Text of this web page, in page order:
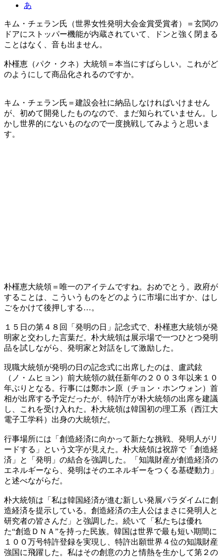
あ
キム・チェラン氏（世界女性発明大会金賞受賞者）＝玄関の
ドアにストッパー機能が内蔵されていて、ドンと強く閉まる
ことはなく、音も出ません。
朴槿恵（パク・クネ）大統領＝本当にすばらしい。これがど
のようにして商品化されるのですか。
キム・チェラン氏＝建設会社に納品しなければいけません
が、初めて開発したものなので、まだ知られていません。し
かし世界的にないものなので一度挑戦してみようと思いま
す。
朴槿恵大統領＝唯一のアイテムですね。おめでとう。政府が
することは、こういうものをどのように市場に出すか、はし
ごをかけて後押しする…。
１５日の第４８回「発明の日」記念式で、朴槿恵大統領が発
明家と交わした言葉だ。朴大統領は展示場で一つひとつ発明
品を試しながら、発明家と対話をして激励した。
現職大統領が発明の日の記念式に出席したのは、盧武鉉
（ノ・ムヒョン）前大統領の就任新年の２００３年以来１０
年ぶりとなる。行事には鄭ホン原（チョン・ホンウォン）首
相が出席する予定だったが、特許庁が朴大統領の出席を建議
し、これを受け入れた。朴大統領は韓国初の理工系（西江大
電子工学科）出身の大統領だ。
行事場所には「創造経済に向かって新たな挑戦、発明人がリ
ードする」という文字が見えた。朴大統領は祝辞で「創造経
済」と「発明」の結合を強調した。「知識財産が創造経済の
エネルギーなら、発明はそのエネルギーをつくる基礎動力」
と述べながらだ。
朴大統領は「私は韓国経済が進む新しい発展パラダイムに創
造経済を提示している。創造経済の主人公はまさに発明人と
研究者の皆さんだ」と強調した。続いて「私たちは優れ
た“創造ＤＮＡ”を持った民族。韓国は世界で最も短い期間に
１００万号特許登録を実現し、特許出願世界４位の知識財産
強国に飛躍した。私はその創意の力と情熱を生かして第２の